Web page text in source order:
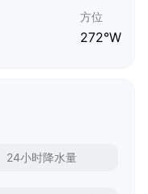
方位
272°W
24小时降水量